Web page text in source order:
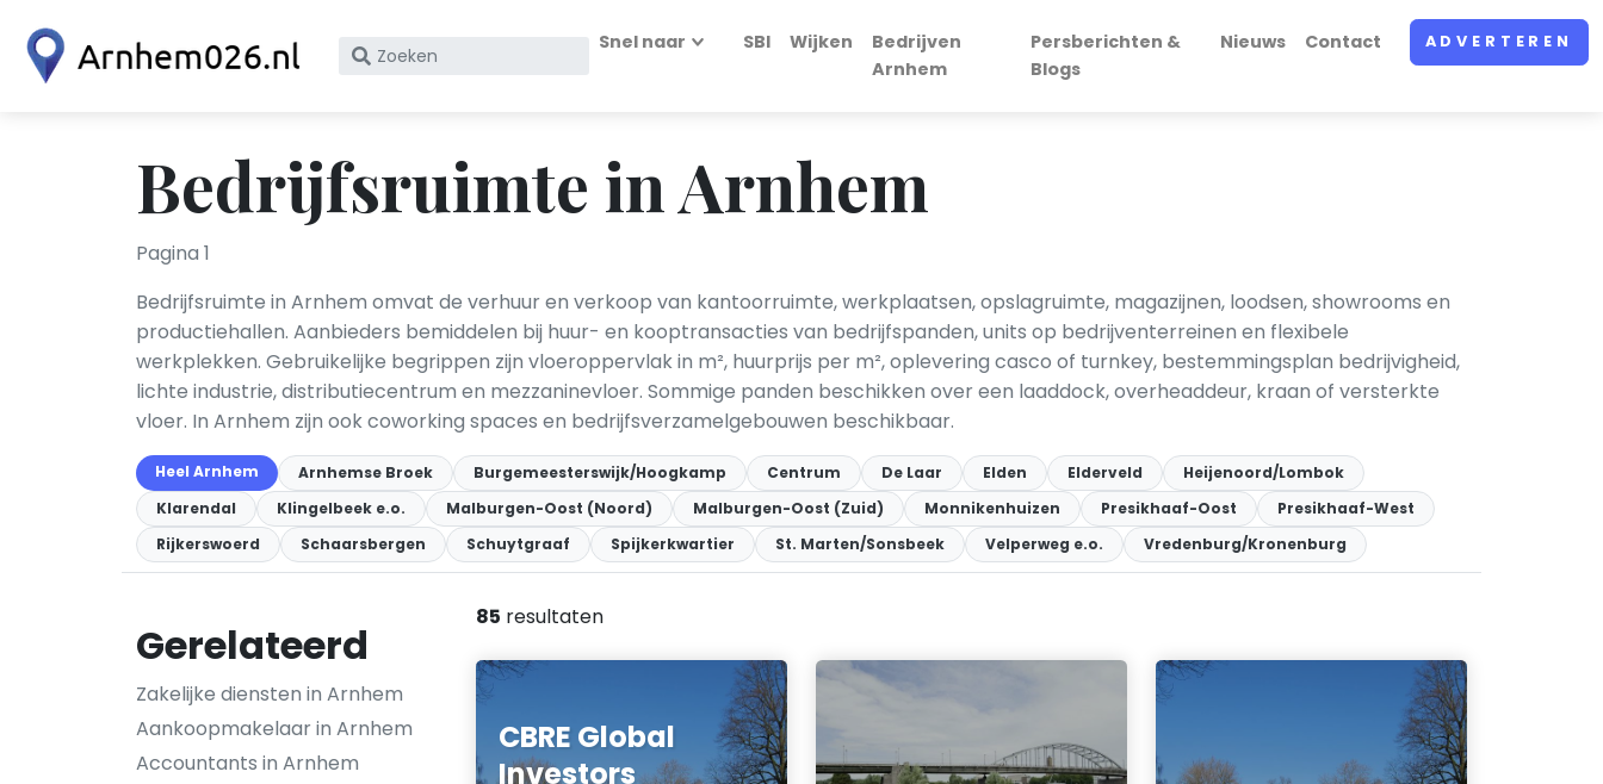
Zoek
KvK
nummer
Snel naar SBI Wijken
Bedrijven
Arnhem
Persberichten &
Blogs
Nieuws Contact ADVERTEREN
Bedrijfsruimte in Arnhem
Pagina 1
Bedrijfsruimte in Arnhem omvat de verhuur en verkoop van kantoorruimte, werkplaatsen, opslagruimte, magazijnen, loodsen, showrooms en
productiehallen. Aanbieders bemiddelen bij huur- en kooptransacties van bedrijfspanden, units op bedrijventerreinen en flexibele
werkplekken. Gebruikelijke begrippen zijn vloeroppervlak in m², huurprijs per m², oplevering casco of turnkey, bestemmingsplan bedrijvigheid,
lichte industrie, distributiecentrum en mezzaninevloer. Sommige panden beschikken over een laaddock, overheaddeur, kraan of versterkte
vloer. In Arnhem zijn ook coworking spaces en bedrijfsverzamelgebouwen beschikbaar.
Heel Arnhem Arnhemse Broek Burgemeesterswijk/Hoogkamp Centrum De Laar Elden Elderveld
Heijenoord/Lombok
Klarendal
Klingelbeek e.o. Malburgen-Oost (Noord) Malburgen-Oost (Zuid) Monnikenhuizen Presikhaaf-Oost
Presikhaaf-West
Rijkerswoerd
Schaarsbergen Schuytgraaf Spijkerkwartier St. Marten/Sonsbeek Velperweg e.o. Vredenburg/Kronenburg
Gerelateerd
Zakelijke diensten in Arnhem
Aankoopmakelaar in Arnhem
Accountants in Arnhem
85 resultaten
CBRE Global
Investors